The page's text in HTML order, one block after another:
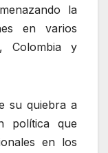
la
en varios
Colombia y
su quiebra a
política que
en los